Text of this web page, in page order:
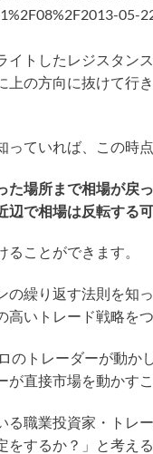
05-
イトしたレジスタン
上の方向に抜けて行
っていれば、この時
た場所まで相場が
で相場は反転する可
ことができます。
の繰り返す法則を知
いトレード戦略を
のトレーダーが動
直接市場を動かす
る職業投資家・トレ
をするか？」と考え